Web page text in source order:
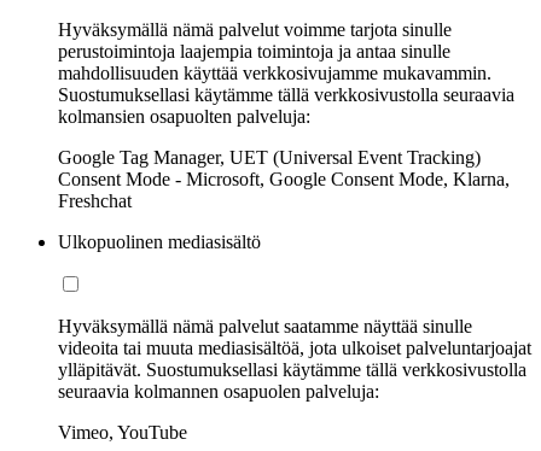
Hyväksymällä nämä palvelut voimme tarjota sinulle
perustoimintoja laajempia toimintoja ja antaa sinulle
mahdollisuuden käyttää verkkosivujamme mukavammin.
Suostumuksellasi käytämme tällä verkkosivustolla seuraavia
kolmansien osapuolten palveluja:
Google Tag Manager, UET (Universal Event Tracking)
Consent Mode - Microsoft, Google Consent Mode, Klarna,
Freshchat
Ulkopuolinen mediasisältö
Hyväksymällä nämä palvelut saatamme näyttää sinulle
videoita tai muuta mediasisältöä, jota ulkoiset palveluntarjoajat
ylläpitävät. Suostumuksellasi käytämme tällä verkkosivustolla
seuraavia kolmannen osapuolen palveluja:
Vimeo, YouTube